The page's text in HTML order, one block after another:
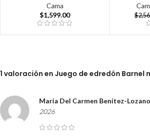
Cama
$1,599.00 $
1 valoración en Juego de edredón Barnel
María Del Carmen Benítez-Lozano
2026